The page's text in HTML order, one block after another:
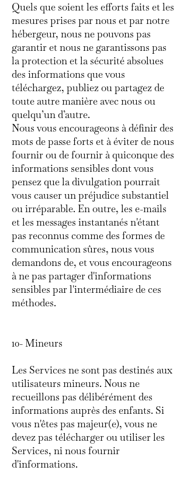
Quels que soient les efforts faits et les
mesures prises par nous et par notre
hébergeur, nous ne pouvons pas
garantir et nous ne garantissons pas
la protection et la sécurité absolues
des informations que vous
téléchargez, publiez ou partagez de
toute autre manière avec nous ou
quelqu’un d’autre.
Nous vous encourageons à définir des
mots de passe forts et à éviter de nous
fournir ou de fournir à quiconque des
informations sensibles dont vous
pensez que la divulgation pourrait
vous causer un préjudice substantiel
ou irréparable. En outre, les e-mails
et les messages instantanés n'étant
pas reconnus comme des formes de
communication sûres, nous vous
demandons de, et vous encourageons
à ne pas partager d'informations
sensibles par l'intermédiaire de ces
méthodes.
10- Mineurs
Les Services ne sont pas destinés aux
utilisateurs mineurs. Nous ne
recueillons pas délibérément des
informations auprès des enfants. Si
vous n'êtes pas majeur(e), vous ne
devez pas télécharger ou utiliser les
Services, ni nous fournir
d'informations.